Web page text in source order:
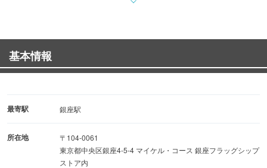
基本情報
最寄駅 銀座駅
所在地
〒104-0061
東京都中央区銀座4-5-4 マイケル・コース 銀座フラッグシップ
ストア内